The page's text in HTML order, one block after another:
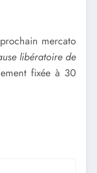
mercato
libératoire de
fixée à 30